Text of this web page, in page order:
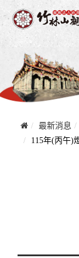
最新消息
115年(丙午)